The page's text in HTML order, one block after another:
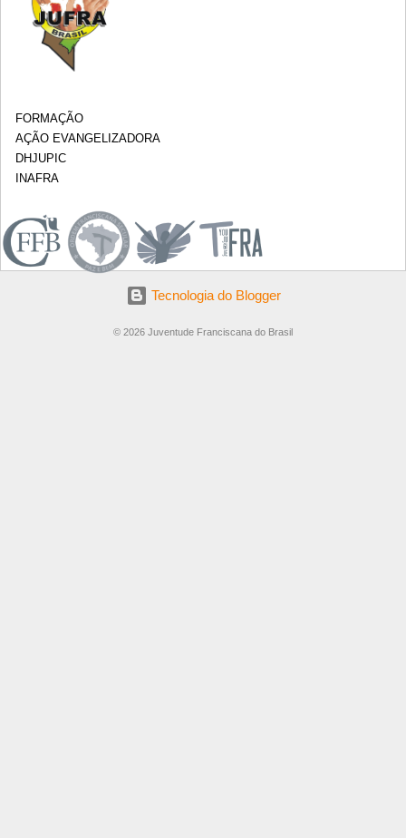
FORMAÇÃO
AÇÃO EVANGELIZADORA
DHJUPIC
INAFRA
Tecnologia do Blogger
© 2026 Juventude Franciscana do Brasil